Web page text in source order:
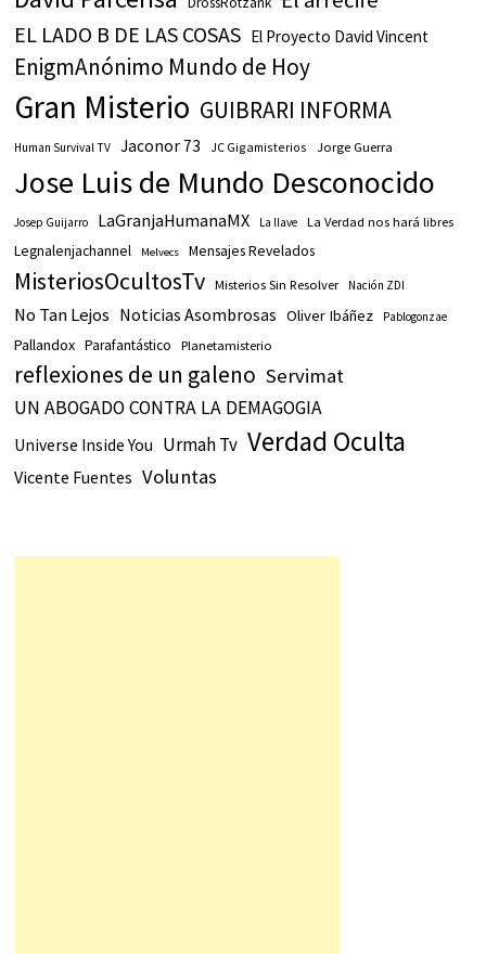
EL LADO B DE LAS COSAS El Proyecto David Vincent
EnigmAnónimo Mundo de Hoy
Gran Misterio GUIBRARI INFORMA
Human Survival TV Jaconor 73 JC Gigamisterios Jorge Guerra
Jose Luis de Mundo Desconocido
Josep Guijarro LaGranjaHumanaMX La llave La Verdad nos hará libres
Legnalenjachannel Melvecs Mensajes Revelados
MisteriosOcultosTv Misterios Sin Resolver Nación ZDI
No Tan Lejos Noticias Asombrosas Oliver Ibáñez Pablogonzae
Pallandox Parafantástico Planetamisterio
reflexiones de un galeno Servimat
UN ABOGADO CONTRA LA DEMAGOGIA
Universe Inside You Urmah Tv Verdad Oculta
Vicente Fuentes Voluntas